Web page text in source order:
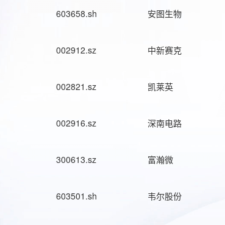
603658.sh 安图生物
002912.sz 中新赛克
002821.sz 凯莱英
002916.sz 深南电路
300613.sz 富瀚微
603501.sh 韦尔股份